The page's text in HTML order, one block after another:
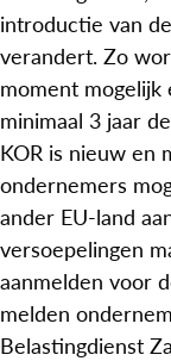
introductie van
verandert. Zo
moment
minimaal 3 jaar
KOR is nieuw en
ondernemers
ander EU-land
versoepelingen
aanmelden voor
melden
Belastingdienst